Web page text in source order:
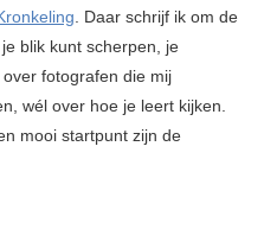
. Daar schrijf ik om de
blik kunt scherpen, je
fotografen die mij
wél over hoe je leert kijken.
mooi startpunt zijn de